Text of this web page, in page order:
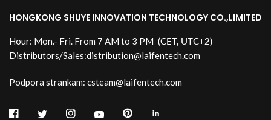
HONGKONG SHUYE INNOVATION TECHNOLOGY CO.,LIMITED
Hour: Mon.- Fri. From 7 AM to 3 PM (CET, UTC+2)
Distributors/Sales:distribution@laifentech.com
Podpora strankam: csteam@laifentech.com